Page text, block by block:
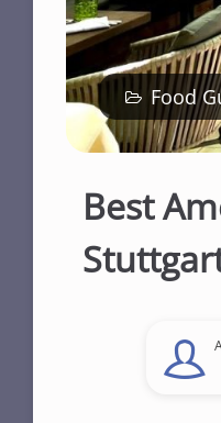
Food
Best